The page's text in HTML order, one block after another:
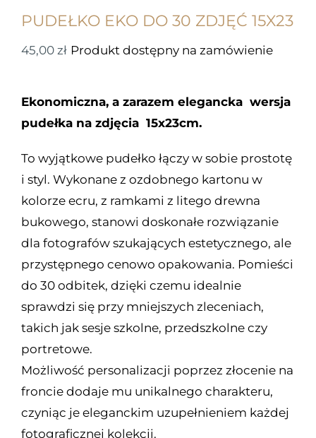
PUDEŁKO EKO DO 30 ZDJĘĆ 15X23
45,00 zł Produkt dostępny na zamówienie
Ekonomiczna, a zarazem elegancka wersja
pudełka na zdjęcia 15x23cm.
To wyjątkowe pudełko łączy w sobie prostotę
i styl. Wykonane z ozdobnego kartonu w
kolorze ecru, z ramkami z litego drewna
bukowego, stanowi doskonałe rozwiązanie
dla fotografów szukających estetycznego, ale
przystępnego cenowo opakowania. Pomieści
do 30 odbitek, dzięki czemu idealnie
sprawdzi się przy mniejszych zleceniach,
takich jak sesje szkolne, przedszkolne czy
portretowe.
Możliwość personalizacji poprzez złocenie na
froncie dodaje mu unikalnego charakteru,
czyniąc je eleganckim uzupełnieniem każdej
fotograficznej kolekcji.